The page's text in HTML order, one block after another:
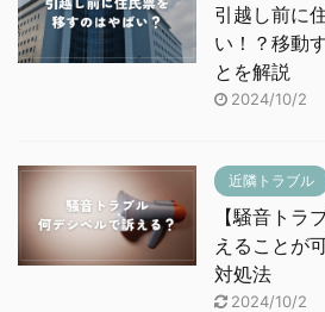
引越し前に
い！？移動
とを解説
2024/10/2
近隣トラブル
【騒音トラ
えることが
対処法
2024/10/2